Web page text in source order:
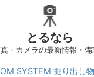
とるなら
・カメラの最新情報・備
OM SYSTEM 掘り出し